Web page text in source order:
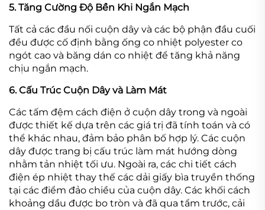
5. Tăng Cường Độ Bền Khi Ngắn Mạch
Tất cả các đầu nối cuộn dây và các bộ phận đầu cuối
đều được cố định bằng ống co nhiệt polyester co
ngót cao và băng dán co nhiệt để tăng khả năng
chịu ngắn mạch.
6. Cấu Trúc Cuộn Dây và Làm Mát
Các tấm đệm cách điện ở cuộn dây trong và ngoài
được thiết kế dựa trên các giá trị đã tính toán và có
thể khác nhau, đảm bảo phân bố hợp lý. Các cuộn
dây được trang bị cấu trúc làm mát hướng dòng
nhằm tản nhiệt tối ưu. Ngoài ra, các chi tiết cách
điện ép nhiệt thay thế các dải giấy bìa truyền thống
tại các điểm đảo chiều của cuộn dây. Các khối cách
khoảng dầu được bo tròn và đã qua tẩm trước, cải